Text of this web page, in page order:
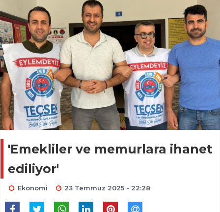
'Emekliler ve memurlara ihanet
ediliyor'
Ekonomi 23 Temmuz 2025 - 22:28